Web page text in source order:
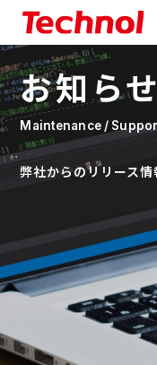
お知らせ
Maintenance /
弊社からのリリース情